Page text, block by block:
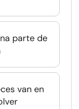
parte de
van en